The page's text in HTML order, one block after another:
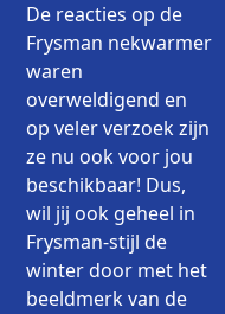
De reacties op de
Frysman nekwarmer
waren
overweldigend en
op veler verzoek zijn
ze nu ook voor jou
beschikbaar! Dus,
wil jij ook geheel in
Frysman-stijl de
winter door met het
beeldmerk van de